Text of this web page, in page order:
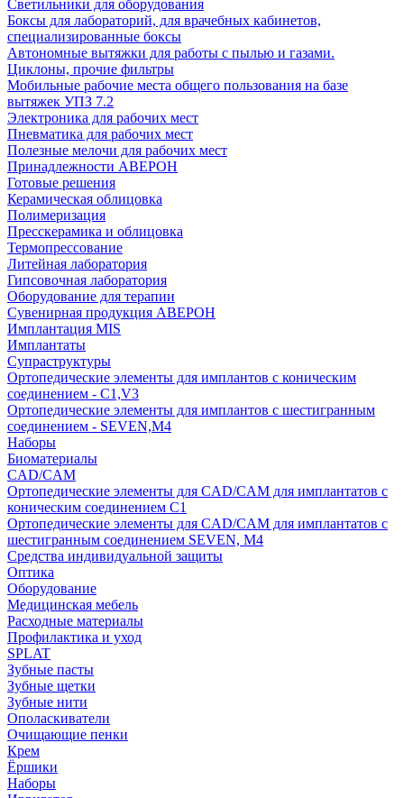
Светильники для оборудования
Боксы для лабораторий, для врачебных кабинетов,
специализированные боксы
Автономные вытяжки для работы с пылью и газами.
Циклоны, прочие фильтры
Мобильные рабочие места общего пользования на базе
вытяжек УПЗ 7.2
Электроника для рабочих мест
Пневматика для рабочих мест
Полезные мелочи для рабочих мест
Принадлежности АВЕРОН
Готовые решения
Керамическая облицовка
Полимеризация
Пресскерамика и облицовка
Термопрессование
Литейная лаборатория
Гипсовочная лаборатория
Оборудование для терапии
Сувенирная продукция АВЕРОН
Имплантация MIS
Имплантаты
Супраструктуры
Ортопедические элементы для имплантов с коническим
соединением - C1,V3
Ортопедические элементы для имплантов с шестигранным
соединением - SEVEN,M4
Наборы
Биоматериалы
CAD/CAM
Ортопедические элементы для CAD/CAM для имплантатов с
коническим соединением С1
Ортопедические элементы для CAD/CAM для имплантатов с
шестигранным соединением SEVEN, М4
Средства индивидуальной защиты
Оптика
Оборудование
Медицинская мебель
Расходные материалы
Профилактика и уход
SPLAT
Зубные пасты
Зубные щетки
Зубные нити
Ополаскиватели
Очищающие пенки
Крем
Ёршики
Наборы